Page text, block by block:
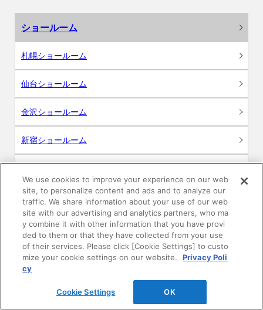
ショールーム
札幌ショールーム
仙台ショールーム
金沢ショールーム
新宿ショールーム
大阪ショールーム
広島ショールーム
高松ショールーム
We use cookies to improve your experience on our web
site, to personalize content and ads and to analyze our
traffic. We share information about your use of our web
site with our advertising and analytics partners, who ma
y combine it with other information that you have provi
ded to them or that they have collected from your use
of their services. Please click [Cookie Settings] to custo
mize your cookie settings on our website.
Privacy Poli
cy
Cookie Settings OK